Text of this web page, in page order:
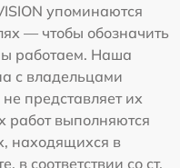
упоминаются
— чтобы обозначить
работаем. Наша
с владельцами
представляет их
работ выполняются
находящихся в
в соответствии со ст.